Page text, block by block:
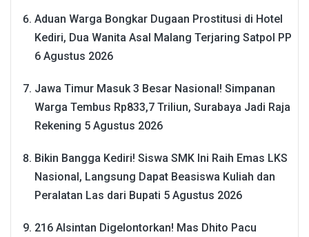
Aduan Warga Bongkar Dugaan Prostitusi di Hotel
Kediri, Dua Wanita Asal Malang Terjaring Satpol PP
6 Agustus 2026
Jawa Timur Masuk 3 Besar Nasional! Simpanan
Warga Tembus Rp833,7 Triliun, Surabaya Jadi Raja
Rekening 5 Agustus 2026
Bikin Bangga Kediri! Siswa SMK Ini Raih Emas LKS
Nasional, Langsung Dapat Beasiswa Kuliah dan
Peralatan Las dari Bupati 5 Agustus 2026
216 Alsintan Digelontorkan! Mas Dhito Pacu